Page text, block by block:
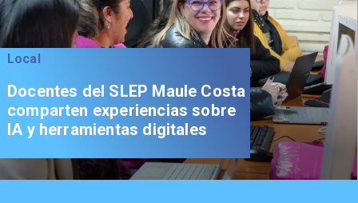
Local
Docentes del SLEP Maule Costa
comparten experiencias sobre
IA y herramientas digitales